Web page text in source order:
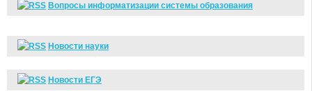
Вопросы информатизации системы образования
Новости науки
Новости ЕГЭ